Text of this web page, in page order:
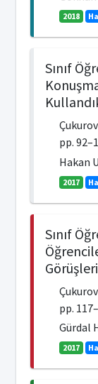
2018
Sınıf
pp.
Hakan
2017
Sınıf
Görüşleri
pp.
Gürdal
2017